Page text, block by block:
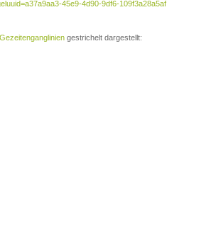
45e9-4d90-9df6-109f3a28a5af
gestrichelt dargestellt: